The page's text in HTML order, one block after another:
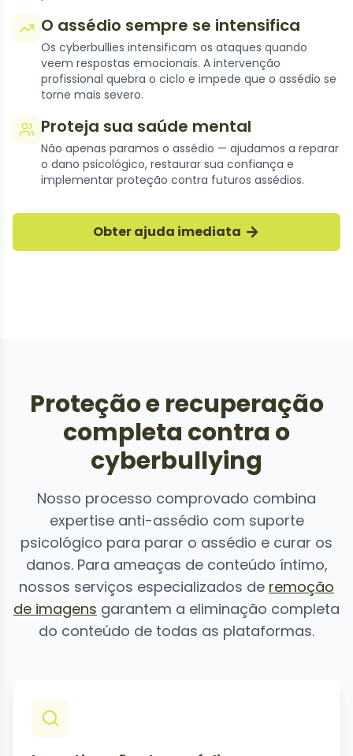
O assédio sempre se intensifica
Os cyberbullies intensificam os ataques quando
veem respostas emocionais. A intervenção
profissional quebra o ciclo e impede que o assédio se
torne mais severo.
Proteja sua saúde mental
Não apenas paramos o assédio — ajudamos a reparar
o dano psicológico, restaurar sua confiança e
implementar proteção contra futuros assédios.
Obter ajuda imediata
Recuperação do
Cyberbullying
Nossos especialistas ajudam as vítimas a
deter o cyberbullying e se recuperar do
Proteção e recuperação
completa contra o
cyberbullying
Nosso processo comprovado combina
expertise anti-assédio com suporte
psicológico para parar o assédio e curar os
danos. Para ameaças de conteúdo íntimo,
nossos serviços especializados de remoção
de imagens garantem a eliminação completa
do conteúdo de todas as plataformas.